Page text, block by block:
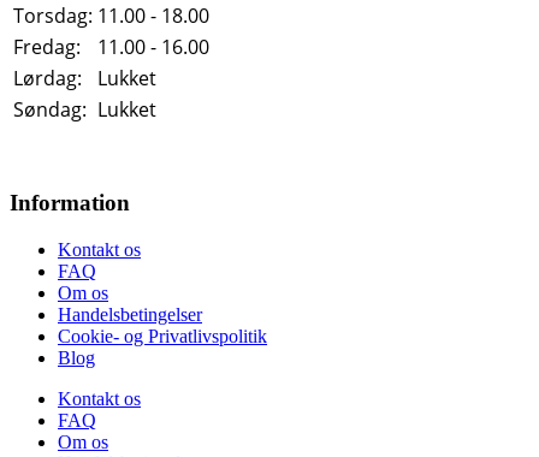
Torsdag: 11.00 - 18.00
Fredag:
11.00 - 16.00
Lørdag:
Lukket
Søndag: Lukket
Information
Kontakt os
FAQ
Om os
Handelsbetingelser
Cookie- og Privatlivspolitik
Blog
Kontakt os
FAQ
Om os